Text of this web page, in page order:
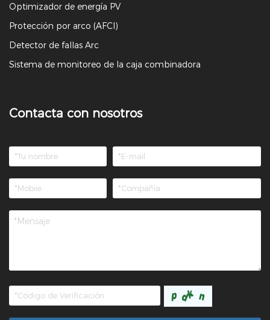
Optimizador de energía PV
Protección por arco (AFCI)
Detector de fallas Arc
Sistema de monitoreo de la caja combinadora
Contacta con nosotros